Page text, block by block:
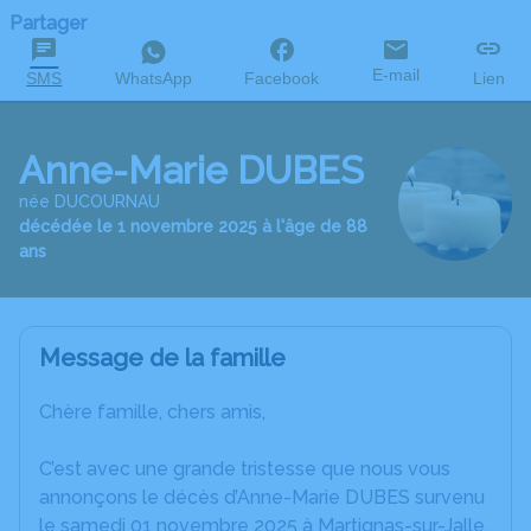
Partager
SMS WhatsApp Facebook E-mail Lien
Anne-Marie DUBES
née DUCOURNAU
décédée le 1 novembre 2025 à l'âge de 88
ans
Message de la famille
Chère famille, chers amis,
C’est avec une grande tristesse que nous vous
annonçons le décès d’Anne-Marie DUBES survenu
le samedi 01 novembre 2025 à Martignas-sur-Jalle.